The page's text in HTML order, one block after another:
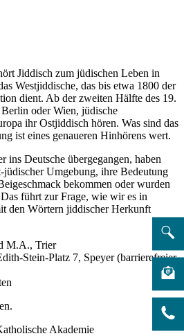
Jiddisch zum jüdischen Leben in
Westjiddische, das bis etwa 1800 der
dient. Ab der zweiten Hälfte des 19.
oder Wien, jüdische
ihr Ostjiddisch hören. Was sind das
ist eines genaueren Hinhörens wert.
ins Deutsche übergegangen, haben
jüdischer Umgebung, ihre Bedeutung
bekommen oder wurden
führt zur Frage, wie wir es in
den Wörtern jiddischer Herkunft
M.A., Trier
Stein-Platz 7, Speyer (barrierefreier
Akademie